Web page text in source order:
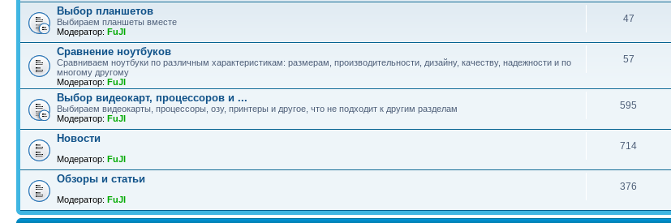
Выбор планшетов
Выбираем планшеты вместе
Модератор: FuJI
47
Сравнение ноутбуков
Сравниваем ноутбуки по различным характеристикам: размерам, производительности, дизайну, качеству, надежности и по
многому другому
Модератор: FuJI
57
Выбор видеокарт, процессоров и ...
Выбираем видеокарты, процессоры, озу, принтеры и другое, что не подходит к другим разделам
Модератор: FuJI
595
Новости
Модератор: FuJI
714
Обзоры и статьи
Модератор: FuJI
376